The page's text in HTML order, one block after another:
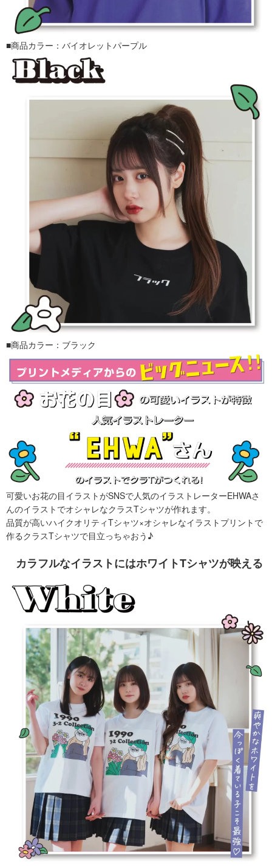
■商品カラー：バイオレットパープル
■商品カラー：ブラック
可愛いお花の目イラストがSNSで人気のイラストレーターEHWAさ
んのイラストでオシャレなクラスTシャツが作れます。
品質が高いハイクオリティTシャツ×オシャレなイラストプリントで
作るクラスTシャツで目立っちゃおう♪
カラフルなイラストにはホワイトTシャツが映える